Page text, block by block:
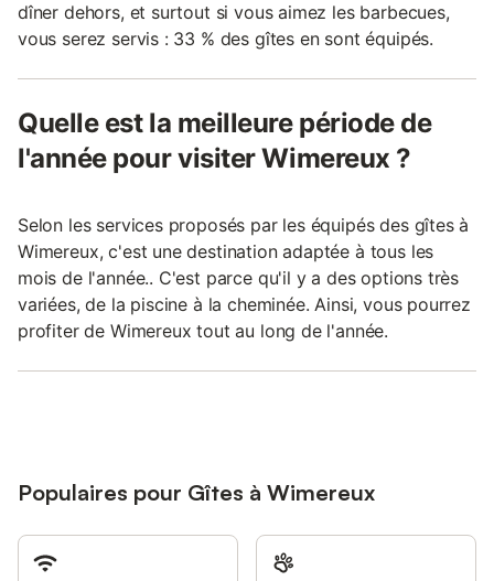
dîner dehors, et surtout si vous aimez les barbecues,
vous serez servis : 33 % des gîtes en sont équipés.
Quelle est la meilleure période de
l'année pour visiter Wimereux ?
Selon les services proposés par les équipés des gîtes à
Wimereux, c'est une destination adaptée à tous les
mois de l'année.. C'est parce qu'il y a des options très
variées, de la piscine à la cheminée. Ainsi, vous pourrez
profiter de Wimereux tout au long de l'année.
Populaires pour Gîtes à Wimereux